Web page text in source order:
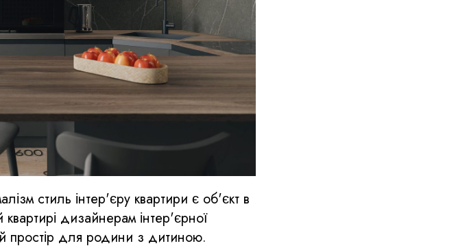
стиль інтер'єру квартири є об'єкт в
дизайнерам інтер'єрної
простір для родини з дитиною.